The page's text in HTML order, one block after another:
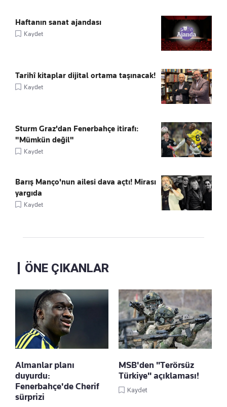
Haftanın sanat ajandası
Kaydet
Tarihî kitaplar dijital ortama taşınacak!
Kaydet
Sturm Graz'dan Fenerbahçe itirafı:
"Mümkün değil"
Kaydet
Barış Manço'nun ailesi dava açtı! Mirası
yargıda
Kaydet
ÖNE ÇIKANLAR
Almanlar planı
duyurdu:
Fenerbahçe'de Cherif
sürprizi
MSB'den "Terörsüz
Türkiye" açıklaması!
Kaydet